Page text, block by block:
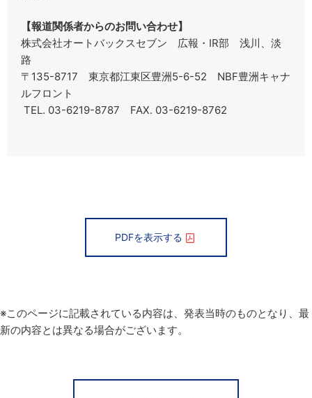
【報道関係者からのお問い合わせ】
株式会社オートバックスセブン 広報・IR部 浅川、淡
路
〒135-8717 東京都江東区豊洲5-6-52 NBF豊洲キャナ
ルフロント
TEL. 03-6219-8787 FAX. 03-6219-8762
PDFを表示する
※このページに記載されている内容は、発表当時のものとなり、最
新の内容とは異なる場合がございます。